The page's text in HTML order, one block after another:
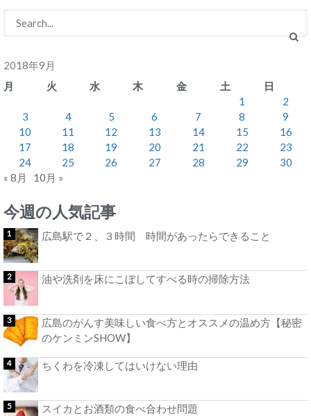
2018年9月
月
火 水 木 金 土
日
1
2
3
4 5 6 7 8
9
10
11 12 13 14 15
16
17
18 19 20 21 22
23
24
25 26 27 28 29
30
« 8月
10月 »
今週の人気記事
広島駅で２、３時間 時間があったらできること
油や洗剤を床にこぼしてすべる時の掃除方法
広島のがんす美味しい食べ方とオススメの温め方【秘密
のケンミンSHOW】
ちくわを冷凍してはいけない理由
スイカとお酒類の食べ合わせ問題